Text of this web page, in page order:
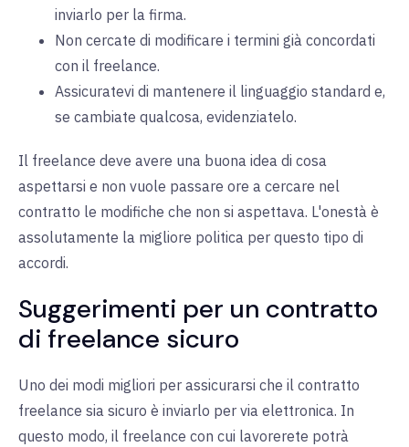
inviarlo per la firma.
Non cercate di modificare i termini già concordati
con il freelance.
Assicuratevi di mantenere il linguaggio standard e,
se cambiate qualcosa, evidenziatelo.
Il freelance deve avere una buona idea di cosa
aspettarsi e non vuole passare ore a cercare nel
contratto le modifiche che non si aspettava. L'onestà è
assolutamente la migliore politica per questo tipo di
accordi.
Suggerimenti per un contratto
di freelance sicuro
Uno dei modi migliori per assicurarsi che il contratto
freelance sia sicuro è inviarlo per via elettronica. In
questo modo, il freelance con cui lavorerete potrà